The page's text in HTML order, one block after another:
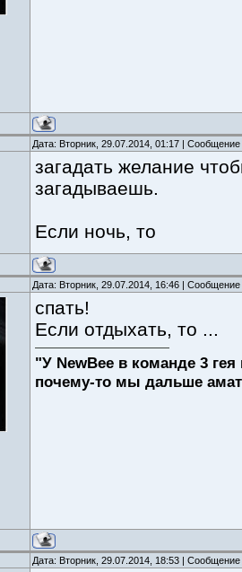
Дата: Вторник, 29.07.2014, 01:17 |
загадать желание
загадываешь.
Если ночь, то
Дата: Вторник, 29.07.2014, 16:46 |
спать!
Если отдыхать, то ...
"У NewBee в команде 3
почему-то мы дальше
Дата: Вторник, 29.07.2014, 18:53 |